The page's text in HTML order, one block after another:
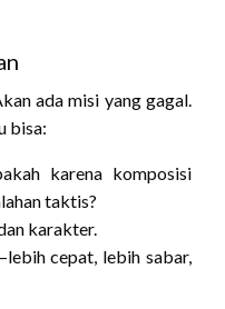
ada misi yang gagal.
bisa:
karena komposisi
taktis?
karakter.
cepat, lebih sabar,